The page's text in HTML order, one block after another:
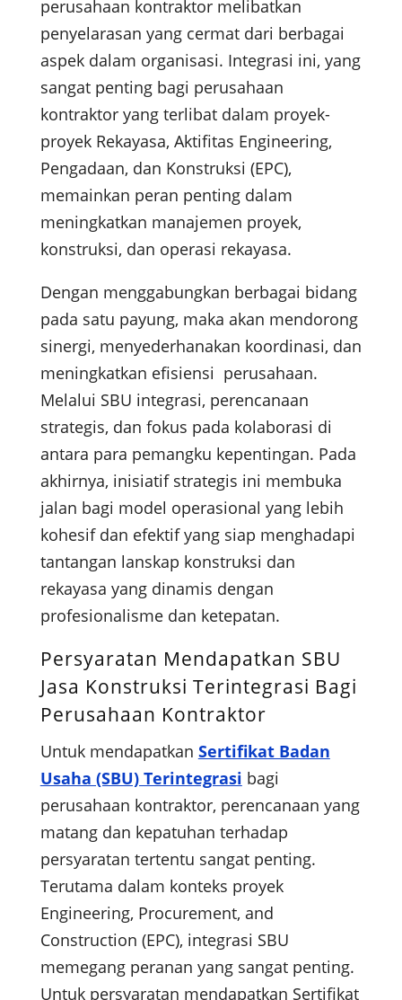
perusahaan kontraktor melibatkan
penyelarasan yang cermat dari berbagai
aspek dalam organisasi. Integrasi ini, yang
sangat penting bagi perusahaan
kontraktor yang terlibat dalam proyek-
proyek Rekayasa, Aktifitas Engineering,
Pengadaan, dan Konstruksi (EPC),
memainkan peran penting dalam
meningkatkan manajemen proyek,
konstruksi, dan operasi rekayasa.
Dengan menggabungkan berbagai bidang
pada satu payung, maka akan mendorong
sinergi, menyederhanakan koordinasi, dan
meningkatkan efisiensi perusahaan.
Melalui SBU integrasi, perencanaan
strategis, dan fokus pada kolaborasi di
antara para pemangku kepentingan. Pada
akhirnya, inisiatif strategis ini membuka
jalan bagi model operasional yang lebih
kohesif dan efektif yang siap menghadapi
tantangan lanskap konstruksi dan
rekayasa yang dinamis dengan
profesionalisme dan ketepatan.
Persyaratan Mendapatkan SBU
Jasa Konstruksi Terintegrasi Bagi
Perusahaan Kontraktor
Untuk mendapatkan Sertifikat Badan
Usaha (SBU) Terintegrasi bagi
perusahaan kontraktor, perencanaan yang
matang dan kepatuhan terhadap
persyaratan tertentu sangat penting.
Terutama dalam konteks proyek
Engineering, Procurement, and
Construction (EPC), integrasi SBU
memegang peranan yang sangat penting.
Untuk persyaratan mendapatkan Sertifikat